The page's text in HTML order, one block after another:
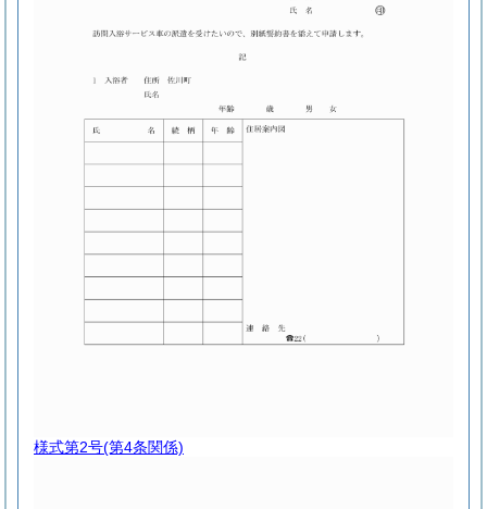
様式第2号(第4条関係)